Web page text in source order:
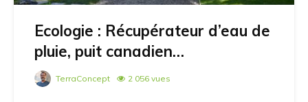
Ecologie : Récupérateur d’eau de
pluie, puit canadien…
TerraConcept 2 056 vues